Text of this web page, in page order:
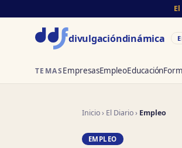
divulgacióndinámica
TEMASEmpresasEmpleoEducación
Inicio› El Diario› Empleo
EMPLEO